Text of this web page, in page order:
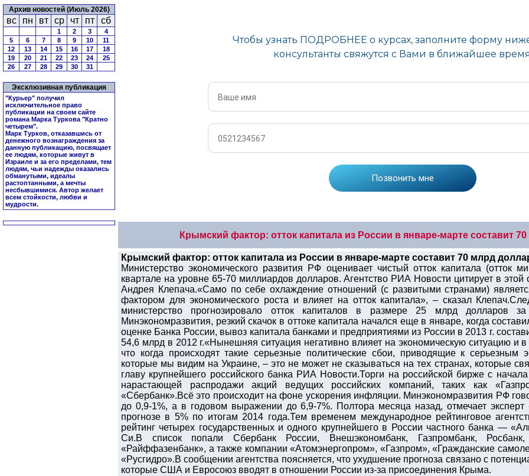
Архив новостей (Июль 2026)
вс пн вт ср чт пт сб
1 2 3
4
5
6 7 8 9 10
11
12
13 14 15 16 17
18
19
20 21 22 23 24
25
26
27 28 29 30 31
Эксклюзивная публикация
"Курьер" получил
исключительное право
публикации на своем сайте
романа Марка Туркова "Кратно
четырем".
Марк Турков, отказавшись от
денежного вознаграждения за
данную публикацию, посвящает
ее людям, которые живут в
Израиле и за его пределами, тем
людям, чьи надежды оказались
обманутыми, идеалы
растоптанными, а мечты
несбывшимися. Автор желает
всем стойкости, любви и
мудрости.
Крымский фактор: отток капитала из России в январе-марте составит
Крымский фактор: отток капитала из России в январе-марте составит 70 млрд
Министерство экономического развития РФ оценивает чистый отток капитала (отток
квартале на уровне 65-70 миллиардов долларов. Агентство РИА Новости цитирует в этой
Андрея Клепача.«Само по себе охлаждение отношений (с развитыми странами)
фактором для экономического роста и влияет на отток капитала», – сказал
министерство прогнозировало отток капиталов в размере 25 млрд долларов
Минэкономразвития, резкий скачок в оттоке капитала начался еще в январе, когда
оценке Банка России, вывоз капитала банками и предприятиями из России в 2013 г.
54,6 млрд в 2012 г.«Нынешняя ситуация негативно влияет на экономическую ситуацию и
что когда происходят такие серьезные политические сбои, приводящие к серьезным
которые мы видим на Украине, – это не может не сказываться на тех странах, которые
главу крупнейшего российского банка РИА Новости.Торги на российской бирже с
нарастающей распродажи акций ведущих российских компаний, таких как
«Сбербанк».Всё это происходит на фоне ускорения инфляции. Минэкономразвития РФ
до 0,9-1%, а в годовом выражении до 6,9-7%. Полтора месяца назад, отмечает
прогнозе в 5% по итогам 2014 года.Тем временем международное рейтинговое
рейтинг четырех государственных и одного крупнейшего в России частного банка —
Си.В список попали Сбербанк России, Внешэкономбанк, Газпромбанк,
«Райффазенбанк», а также компании «Атомэнергопром», «Газпром», «Гражданские
«Русгидро».В сообщении агентства поясняется, что ухудшение прогноза связано с
которые США и Евросоюз вводят в отношении России из-за присоединения Крыма.